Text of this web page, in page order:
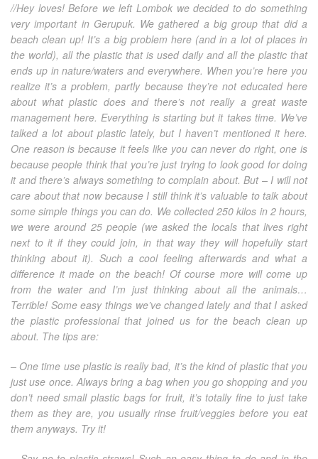
//Hey loves! Before we left Lombok we decided to do something
very important in Gerupuk. We gathered a big group that did a
beach clean up! It’s a big problem here (and in a lot of places in
the world), all the plastic that is used daily and all the plastic that
ends up in nature/waters and everywhere. When you’re here you
realize it’s a problem, partly because they’re not educated here
about what plastic does and there’s not really a great waste
management here. Everything is starting but it takes time. We’ve
talked a lot about plastic lately, but I haven’t mentioned it here.
One reason is because it feels like you can never do right, one is
because people think that you’re just trying to look good for doing
it and there’s always something to complain about. But – I will not
care about that now because I still think it’s valuable to talk about
some simple things you can do. We collected 250 kilos in 2 hours,
we were around 25 people (we asked the locals that lives right
next to it if they could join, in that way they will hopefully start
thinking about it). Such a cool feeling afterwards and what a
difference it made on the beach! Of course more will come up
from the water and I’m just thinking about all the animals…
Terrible! Some easy things we’ve changed lately and that I asked
the plastic professional that joined us for the beach clean up
about. The tips are:
– One time use plastic is really bad, it’s the kind of plastic that you
just use once. Always bring a bag when you go shopping and you
don’t need small plastic bags for fruit, it’s totally fine to just take
them as they are, you usually rinse fruit/veggies before you eat
them anyways. Try it!